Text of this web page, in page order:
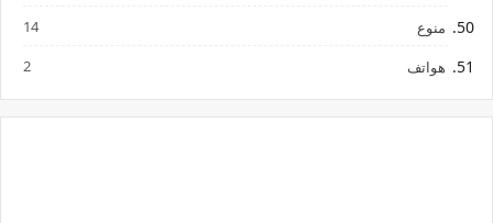
منوع 14
هواتف 2